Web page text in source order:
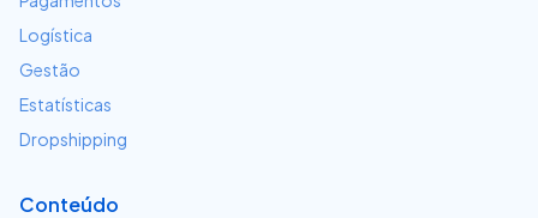
Logística
Gestão
Estatísticas
Dropshipping
Conteúdo